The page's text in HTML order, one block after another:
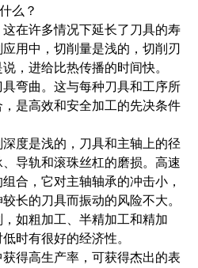
么？
在许多情况下延长了刀具的寿
用中，切削量是浅的，切削刃
，进给比热传播的时间快。
弯曲。这与每种刀具和工序所
是高效和安全加工的先决条件
度是浅的，刀具和主轴上的径
导轨和滚珠丝杠的磨损。高速
合，它对主轴轴承的冲击小，
长的刀具而振动的风险不大。
如粗加工、半精加工和精加
时有很好的经济性。
得高生产率，可获得杰出的表